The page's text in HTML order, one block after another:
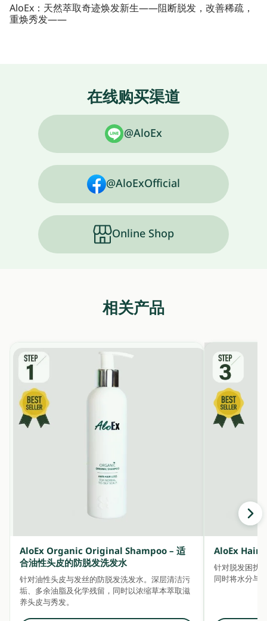
AloEx：天然萃取奇迹焕发新生——阻断脱发，改善稀疏，
重焕秀发——
在线购买渠道
@AloEx
@AloExOfficial
Online Shop
相关产品
AloEx Organic Original Shampoo – 适
合油性头皮的防脱发洗发水
针对油性头皮与发丝的防脱发洗发水。深层清洁污
垢、多余油脂及化学残留，同时以浓缩草本萃取滋
养头皮与秀发。
AloEx Hair
针对脱发困扰
同时将水分与